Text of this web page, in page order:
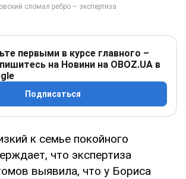
первыми в курсе главного –
на Новини на OBOZ.UA в
Подписаться
к семье покойного
что экспертиза
выявила, что у Бориса